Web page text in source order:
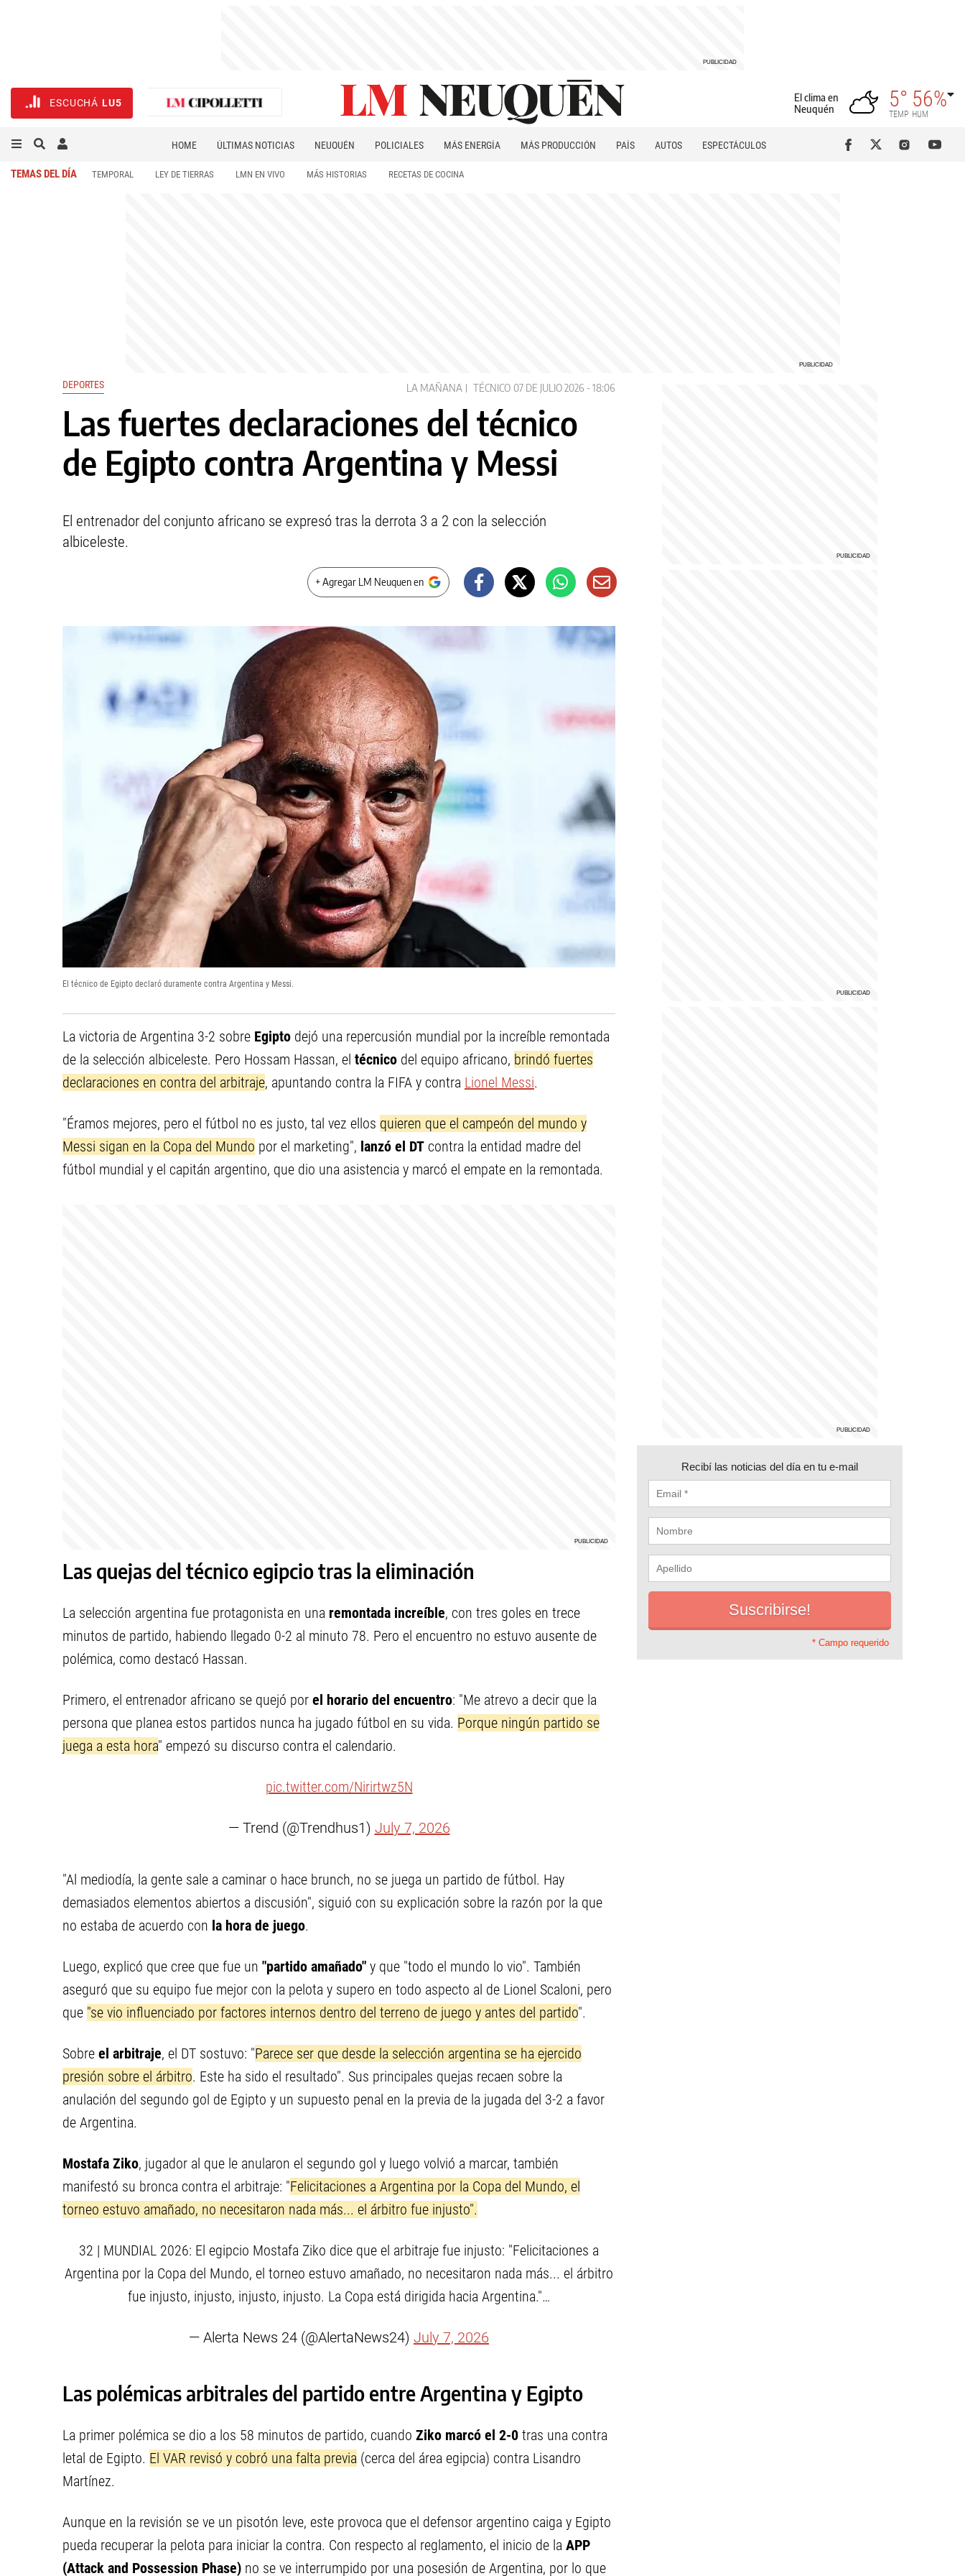
ESCUCHÁ LU5
El clima en
Neuquén
5°
TEMP
56%
HUM
HOME ÚLTIMAS NOTICIAS NEUQUÉN POLICIALES MÁS ENERGÍA MÁS PRODUCCIÓN PAÍS AUTOS
ESPECTÁCULOS
TEMAS DEL DÍA TEMPORAL LEY DE TIERRAS LMN EN VIVO MÁS HISTORIAS RECETAS DE COCINA
DEPORTES LA MAÑANA TÉCNICO 07 DE JULIO 2026 - 18:06
Las fuertes declaraciones del técnico
de Egipto contra Argentina y Messi
El entrenador del conjunto africano se expresó tras la derrota 3 a 2 con la selección
albiceleste.
+ Agregar LM Neuquen en
El técnico de Egipto declaró duramente contra Argentina y Messi.
La victoria de Argentina 3-2 sobre Egipto dejó una repercusión mundial por la increíble remontada
de la selección albiceleste. Pero Hossam Hassan, el técnico del equipo africano, brindó fuertes
declaraciones en contra del arbitraje, apuntando contra la FIFA y contra Lionel Messi.
"Éramos mejores, pero el fútbol no es justo, tal vez ellos quieren que el campeón del mundo y
Messi sigan en la Copa del Mundo por el marketing", lanzó el DT contra la entidad madre del
fútbol mundial y el capitán argentino, que dio una asistencia y marcó el empate en la remontada.
Las quejas del técnico egipcio tras la eliminación
La selección argentina fue protagonista en una remontada increíble, con tres goles en trece
minutos de partido, habiendo llegado 0-2 al minuto 78. Pero el encuentro no estuvo ausente de
polémica, como destacó Hassan.
Primero, el entrenador africano se quejó por el horario del encuentro: "Me atrevo a decir que la
persona que planea estos partidos nunca ha jugado fútbol en su vida. Porque ningún partido se
juega a esta hora" empezó su discurso contra el calendario.
pic.twitter.com/Nirirtwz5N
— Trend (@Trendhus1) July 7, 2026
"Al mediodía, la gente sale a caminar o hace brunch, no se juega un partido de fútbol. Hay
demasiados elementos abiertos a discusión", siguió con su explicación sobre la razón por la que
no estaba de acuerdo con la hora de juego.
Luego, explicó que cree que fue un "partido amañado" y que "todo el mundo lo vio". También
aseguró que su equipo fue mejor con la pelota y supero en todo aspecto al de Lionel Scaloni, pero
que "se vio influenciado por factores internos dentro del terreno de juego y antes del partido".
Sobre el arbitraje, el DT sostuvo: "Parece ser que desde la selección argentina se ha ejercido
presión sobre el árbitro. Este ha sido el resultado". Sus principales quejas recaen sobre la
anulación del segundo gol de Egipto y un supuesto penal en la previa de la jugada del 3-2 a favor
de Argentina.
Mostafa Ziko, jugador al que le anularon el segundo gol y luego volvió a marcar, también
manifestó su bronca contra el arbitraje: "Felicitaciones a Argentina por la Copa del Mundo, el
torneo estuvo amañado, no necesitaron nada más... el árbitro fue injusto".
32 | MUNDIAL 2026: El egipcio Mostafa Ziko dice que el arbitraje fue injusto: "Felicitaciones a
Argentina por la Copa del Mundo, el torneo estuvo amañado, no necesitaron nada más... el árbitro
fue injusto, injusto, injusto, injusto. La Copa está dirigida hacia Argentina."…
— Alerta News 24 (@AlertaNews24) July 7, 2026
Las polémicas arbitrales del partido entre Argentina y Egipto
La primer polémica se dio a los 58 minutos de partido, cuando Ziko marcó el 2-0 tras una contra
letal de Egipto. El VAR revisó y cobró una falta previa (cerca del área egipcia) contra Lisandro
Martínez.
Aunque en la revisión se ve un pisotón leve, este provoca que el defensor argentino caiga y Egipto
pueda recuperar la pelota para iniciar la contra. Con respecto al reglamento, el inicio de la APP
(Attack and Possession Phase) no se ve interrumpido por una posesión de Argentina, por lo que
Recibí las noticias del día en tu e-mail
* Campo requerido